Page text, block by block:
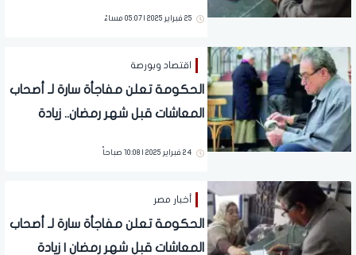
25 فبراير 2025 | 05:07 مساءً
اقتصاد وبورصة
الحكومة تعلن مفاجأة سارة لـ أصحاب
المعاشات قبل شهر رمضان.. زيادة
24 فبراير 2025 | 10:08 صباحاً
أخبار مصر
الحكومة تعلن مفاجأة سارة لـ أصحاب
المعاشات قبل شهر رمضان | زيادة